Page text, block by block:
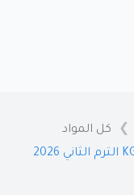
كل المواد
تحميل مذكرة Discover + انجليزي KG1 الترم الثاني 2026